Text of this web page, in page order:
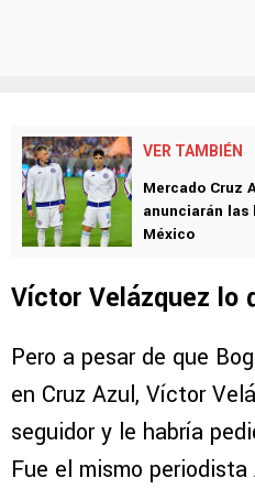
VER TAMBIÉN
Mercado Cruz
anunciarán las
México
Víctor Velázquez lo
Pero a pesar de que
en Cruz Azul, Víctor
seguidor y le habría
Fue el mismo